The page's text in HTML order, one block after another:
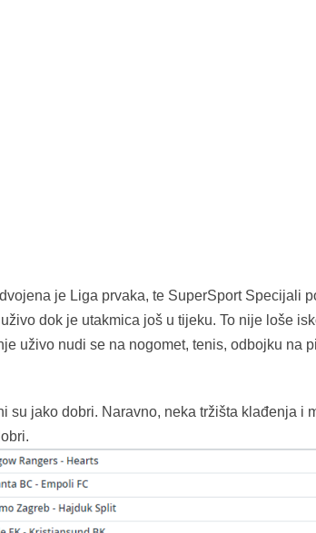
je Liga prvaka, te SuperSport
dok je utakmica još u tijeku. To nije loše
uživo nudi se na nogomet, tenis, odbojku
su jako dobri. Naravno, neka tržišta klađenja